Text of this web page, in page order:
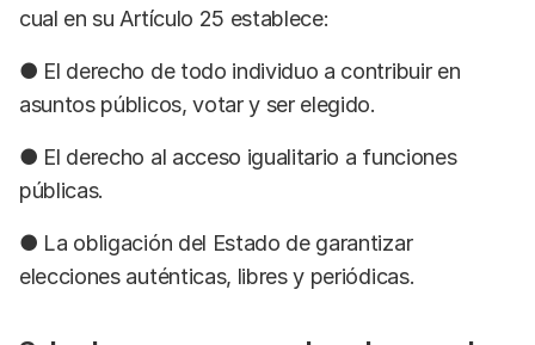
cual en su Artículo 25 establece:
● El derecho de todo individuo a contribuir en
asuntos públicos, votar y ser elegido.
● El derecho al acceso igualitario a funciones
públicas.
● La obligación del Estado de garantizar
elecciones auténticas, libres y periódicas.